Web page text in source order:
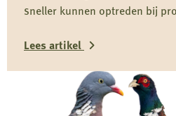
sneller kunnen optreden bij
proactief beheer om conflicten
Lees artikel